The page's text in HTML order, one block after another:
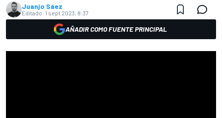
Juanjo Sáez
Editado: 1 sept 2023, 8:37
AÑADIR COMO FUENTE PRINCIPAL